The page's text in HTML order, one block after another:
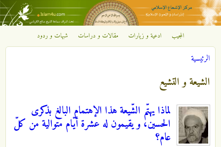
تجاوز إلى المحتوى الرئيسي
مركز
الإشعاع
الإسلامي
المجيب ادعية و زيارات مقالات و دراسات شبهات و ردود
أنت هنا
الرئيسية
الشيعة و التشيع
لماذا يهتّم الشّيعة هذا الإهتمام البالغ بذكرى
الحسين، و يقيمون له عشرة أيّام متوالية من كلّ
عام؟